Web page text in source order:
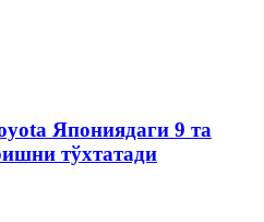
Япониядаги 9 та
тўхтатади